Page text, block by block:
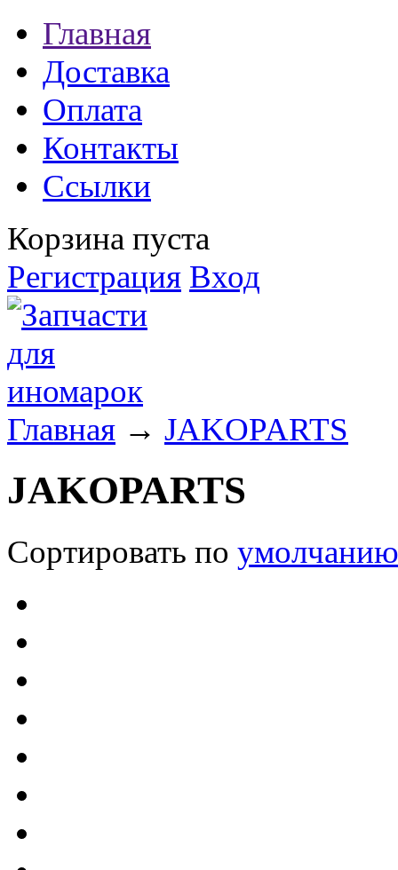
Главная
Доставка
Оплата
Контакты
Ссылки
Корзина пуста
Регистрация Вход
Главная → JAKOPARTS
JAKOPARTS
Сортировать по умолчанию